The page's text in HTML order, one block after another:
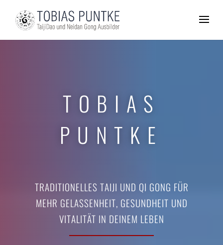
TOBIAS
PUNTKE
TRADITIONELLES TAIJI UND QI GONG FÜR
MEHR GELASSENHEIT, GESUNDHEIT UND
VITALITÄT IN DEINEM LEBEN